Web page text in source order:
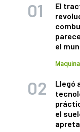
El
el
Llegó
el